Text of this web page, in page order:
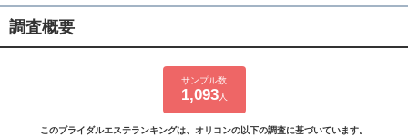
調査概要
サンプル数
1,093人
このブライダルエステランキングは、オリコンの以下の調査に基づいています。